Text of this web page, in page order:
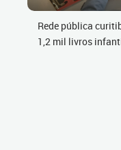
Rede pública
1,2 mil livros